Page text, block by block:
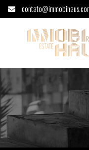
Casa à venda